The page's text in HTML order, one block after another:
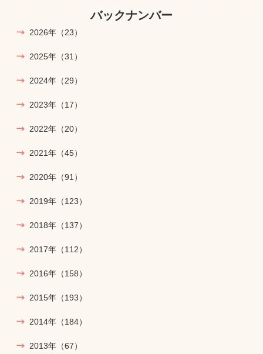
バックナンバー
2026年 （23）
2025年 （31）
2024年 （29）
2023年 （17）
2022年 （20）
2021年 （45）
2020年 （91）
2019年 （123）
2018年 （137）
2017年 （112）
2016年 （158）
2015年 （193）
2014年 （184）
2013年 （67）